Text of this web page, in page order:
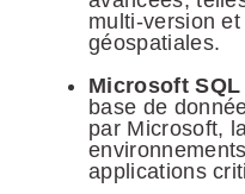
multi-version
géospatiales.
Microsoft SQL
base de
par Microsoft,
applications